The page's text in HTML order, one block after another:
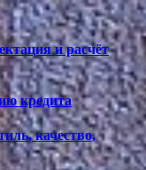
и расчёт
кредита
качество,